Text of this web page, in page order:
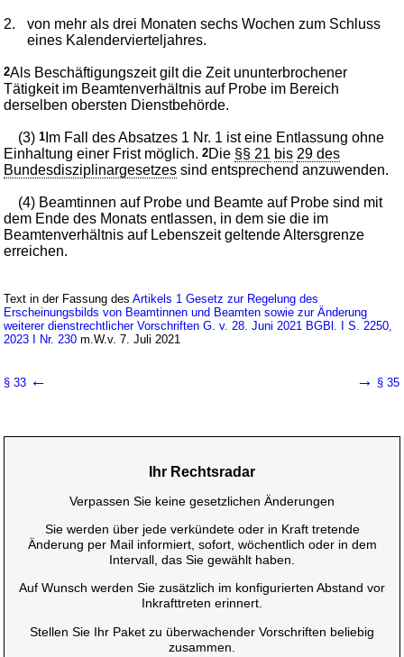
2.
von mehr als drei Monaten sechs Wochen zum Schluss
eines Kalendervierteljahres.
2Als Beschäftigungszeit gilt die Zeit ununterbrochener
Tätigkeit im Beamtenverhältnis auf Probe im Bereich
derselben obersten Dienstbehörde.
(3)1 Im Fall des Absatzes 1 Nr. 1 ist eine Entlassung ohne
Einhaltung einer Frist möglich.2Die §§ 21 bis 29 des
Bundesdisziplinargesetzes sind entsprechend anzuwenden.
(4) Beamtinnen auf Probe und Beamte auf Probe sind mit
dem Ende des Monats entlassen, in dem sie die im
Beamtenverhältnis auf Lebenszeit geltende Altersgrenze
erreichen.
Text in der Fassung desArtikels 1 Gesetz zur Regelung des
Erscheinungsbilds von Beamtinnen und Beamten sowie zur Änderung
weiterer dienstrechtlicher Vorschriften G. v. 28. Juni 2021 BGBl. I S. 2250,
2023 I Nr. 230 m.W.v. 7. Juli 2021
§ 33 ← → § 35
Ihr Rechtsradar
Verpassen Sie keine gesetzlichen Änderungen
Sie werden über jede verkündete oder in Kraft tretende
Änderung per Mail informiert, sofort, wöchentlich oder in dem
Intervall, das Sie gewählt haben.
Auf Wunsch werden Sie zusätzlich im konfigurierten Abstand vor
Inkrafttreten erinnert.
Stellen Sie Ihr Paket zu überwachender Vorschriften beliebig
zusammen.